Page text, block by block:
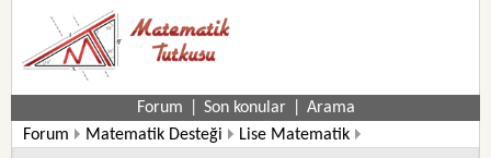
Forum Son konular
Arama
Forum
Matematik Desteği
Lise Matematik